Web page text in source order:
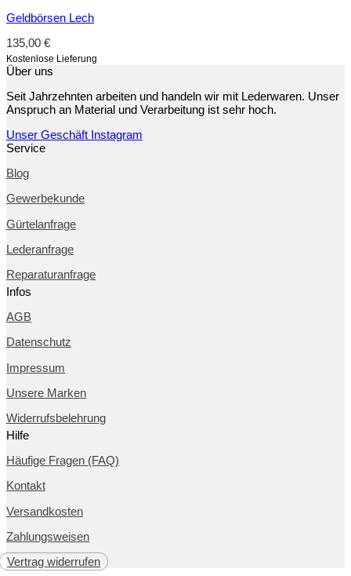
Geldbörsen Lech
135,00 €
Kostenlose Lieferung
Über uns
Seit Jahrzehnten arbeiten und handeln wir mit Lederwaren. Unser
Anspruch an Material und Verarbeitung ist sehr hoch.
Unser Geschäft Instagram
Service
Blog
Gewerbekunde
Gürtelanfrage
Lederanfrage
Reparaturanfrage
Infos
AGB
Datenschutz
Impressum
Unsere Marken
Widerrufsbelehrung
Hilfe
Häufige Fragen (FAQ)
Kontakt
Versandkosten
Zahlungsweisen
Vertrag widerrufen